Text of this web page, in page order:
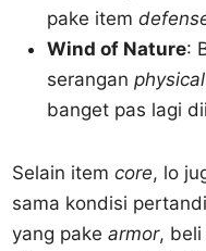
pake item
Wind of Nature:
serangan
banget pas lagi
Selain itemcore, lo
sama kondisi
yang pakearmor, beli